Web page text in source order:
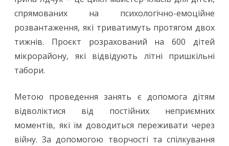
спрямованих на психологічно-емоційне
розвантаження, які триватимуть протягом двох
тижнів. Проєкт розрахований на 600 дітей
мікрорайону, які відвідують літні пришкільні
табори.
Метою проведення занять є допомога дітям
відволіктися від постійних неприємних
моментів, які їм доводиться переживати через
війну. За допомогою творчості та спілкування